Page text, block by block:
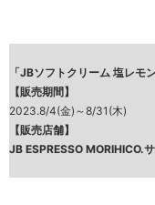
「JBソフトクリーム 塩レモン
【販売期間】
2023.8/4(金)～8/31(木)
【販売店舗】
JB ESPRESSO MORIHICO.